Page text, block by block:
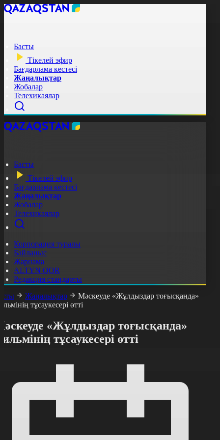
Басты
Тікелей эфир
Бағдарлама кестесі
Жаңалықтар
Жобалар
Телехикаялар
Басты
Тікелей эфир
Бағдарлама кестесі
Жаңалықтар
Жобалар
Телехикаялар
Корпорация туралы
Байланыс
Жарнама
ALTYN QOR
Редакция стандарты
Жаңалықтар
Мәскеуде «Жұлдыздар тоғысқанда»
тұсаукесері өтті
«Жұлдыздар тоғысқанда»
тұсаукесері өтті